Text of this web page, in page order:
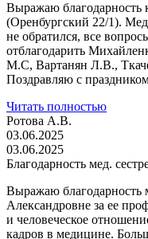
Выражаю благодарность
(Оренбургский 22/1).
не обратился, все
отблагодарить
М.С, Вартанян Л.В.,
Поздравляю с
Читать полностью
Ротова А.В.
03.06.2025
03.06.2025
Благодарность мед.
Выражаю благодарность
Александровне за ее
и человеческое
кадров в медицине.